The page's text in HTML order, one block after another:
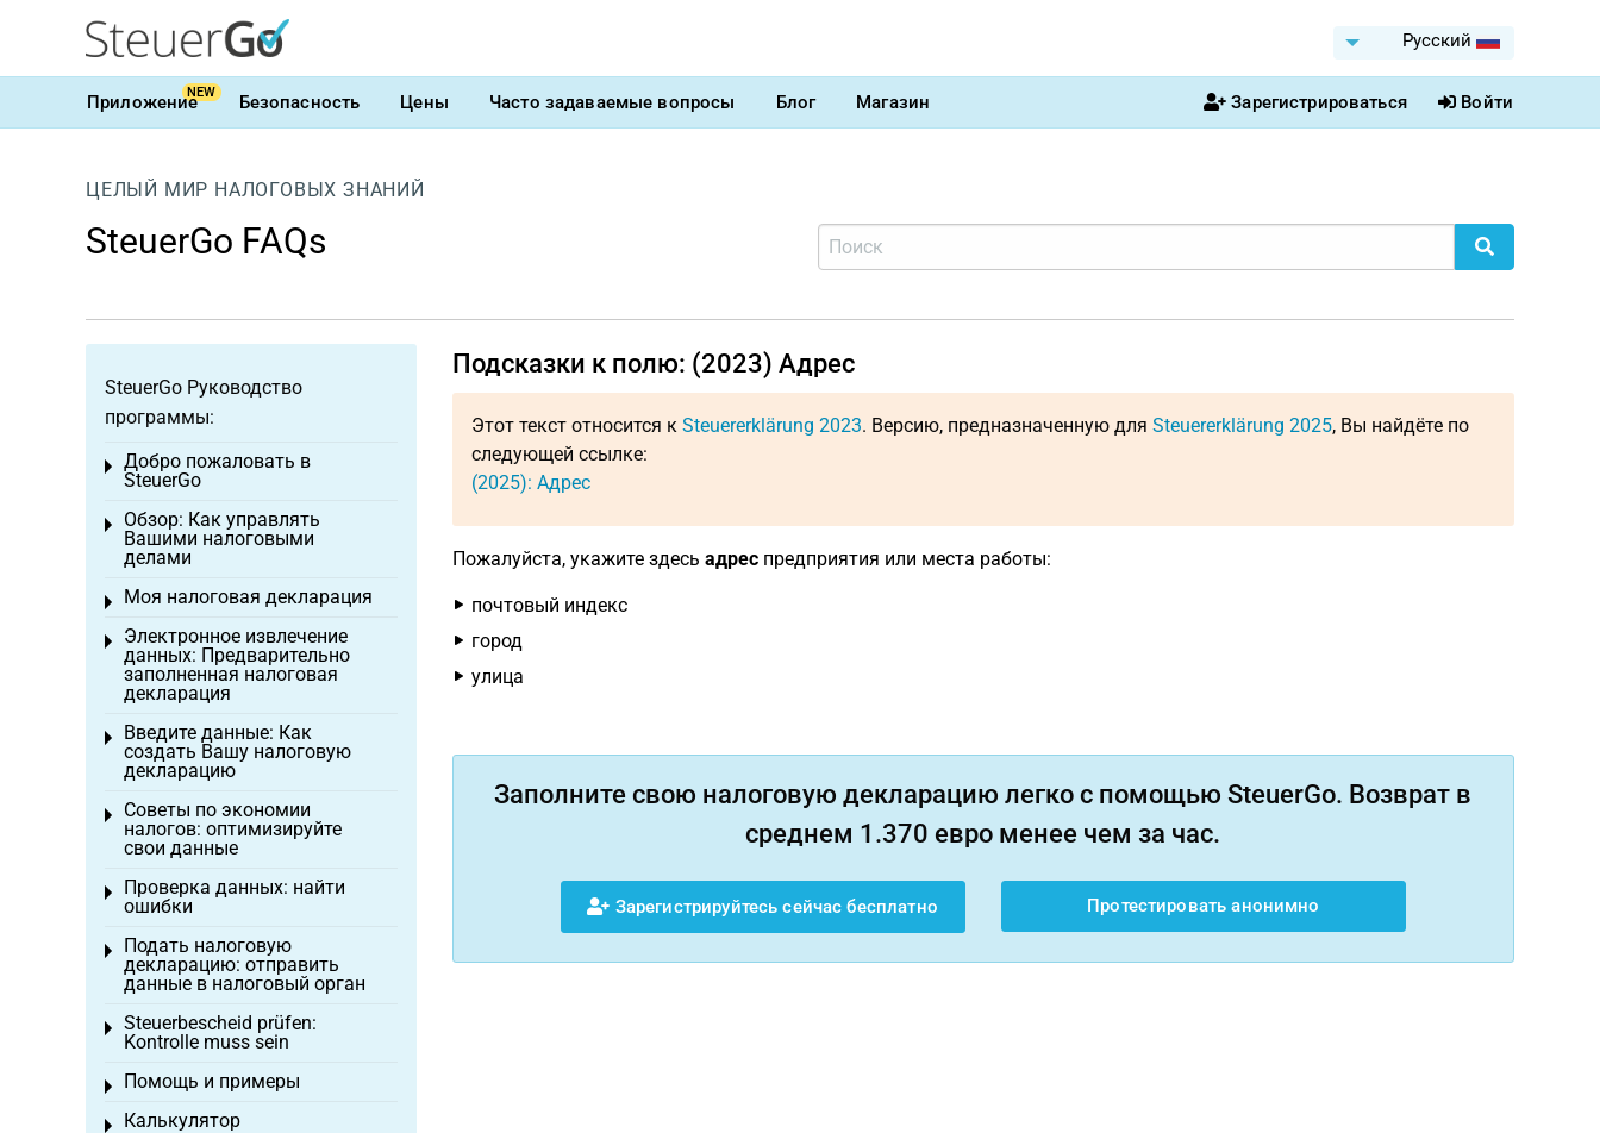
Pусский
ПриложениеNEW Безопасность Цены Часто задаваемые вопросы Блог Магазин Зарегистрироваться Войти
ЦЕЛЫЙ МИР НАЛОГОВЫХ ЗНАНИЙ
SteuerGo FAQs
Подсказки к полю: (2023) Адрес
Этот текст относится к Steuererklärung 2023. Версию, предназначенную для Steuererklärung 2025, Вы найдёте по
следующей ссылке:
(2025): Адрес
Пожалуйста, укажите здесь адреспредприятия или места работы:
почтовый индекс
город
улица
Заполните свою налоговую декларацию легко с помощью SteuerGo. Возврат в
среднем 1.370 евро менее чем за час.
Зарегистрируйтесь сейчас бесплатно Протестировать анонимно
SteuerGo Руководство
программы:
Добро пожаловать в
SteuerGo
Toggle menu
Обзор: Как управлять
Вашими налоговыми
делами
Toggle menu
Моя налоговая декларация
Toggle menu
Электронное извлечение
данных: Предварительно
заполненная налоговая
декларация
Toggle menu
Введите данные: Как
создать Вашу налоговую
декларацию
Toggle menu
Советы по экономии
налогов: оптимизируйте
свои данные
Toggle menu
Проверка данных: найти
ошибки
Toggle menu
Подать налоговую
декларацию: отправить
данные в налоговый орган
Toggle menu
Steuerbescheid prüfen:
Kontrolle muss sein
Toggle menu
Помощь и примеры
Toggle menu
Калькулятор
Toggle menu